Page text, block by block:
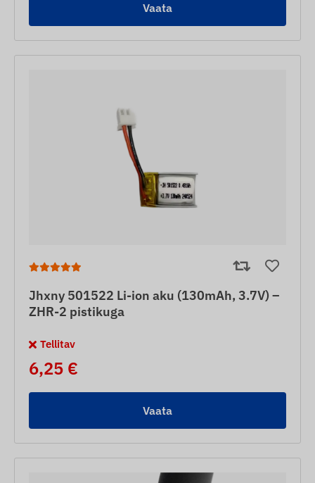
Vaata
Jhxny 501522 Li-ion aku (130mAh, 3.7V) –
ZHR-2 pistikuga
Tellitav
6,25 €
Vaata